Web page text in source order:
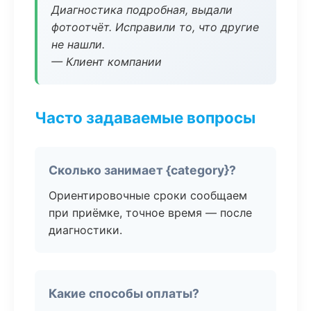
Диагностика подробная, выдали
фотоотчёт. Исправили то, что другие
не нашли.
— Клиент компании
Часто задаваемые вопросы
Сколько занимает {category}?
Ориентировочные сроки сообщаем
при приёмке, точное время — после
диагностики.
Какие способы оплаты?